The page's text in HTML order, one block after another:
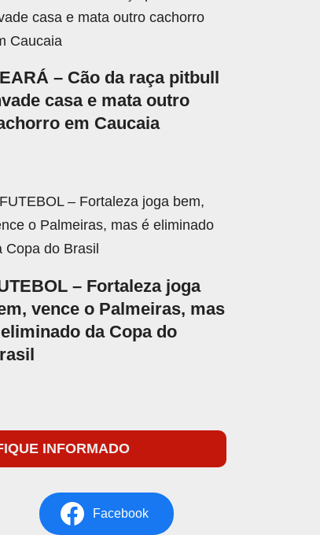
– Cão da raça pitbull
casa e mata outro
em Caucaia
– Fortaleza joga
vence o Palmeiras, mas
da Copa do
INFORMADO
Facebook